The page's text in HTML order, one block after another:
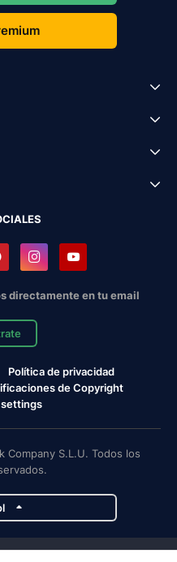
directamente en tu email
Política de privacidad
de Copyright
S.L.U. Todos los